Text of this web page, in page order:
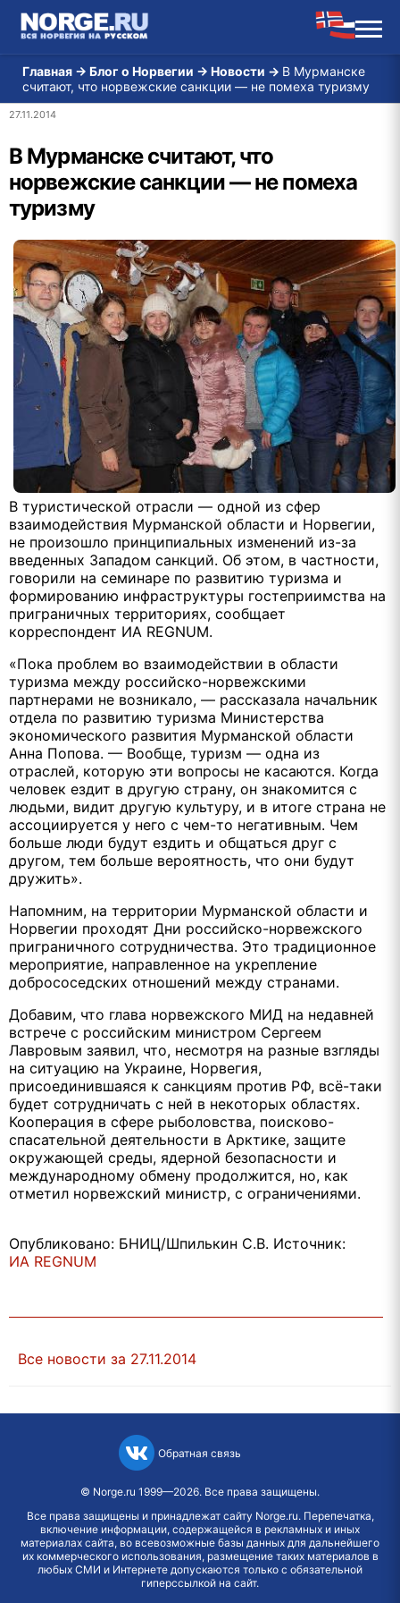
Главная → Блог о Норвегии → Новости → В Мурманске
считают, что норвежские санкции — не помеха туризму
27.11.2014
В Мурманске считают, что
норвежские санкции — не помеха
туризму
В туристической отрасли — одной из сфер
взаимодействия Мурманской области и Норвегии,
не произошло принципиальных изменений из-за
введенных Западом санкций. Об этом, в частности,
говорили на семинаре по развитию туризма и
формированию инфраструктуры гостеприимства на
приграничных территориях, сообщает
корреспондент ИА REGNUM.
«Пока проблем во взаимодействии в области
туризма между российско-норвежскими
партнерами не возникало, — рассказала начальник
отдела по развитию туризма Министерства
экономического развития Мурманской области
Анна Попова. — Вообще, туризм — одна из
отраслей, которую эти вопросы не касаются. Когда
человек ездит в другую страну, он знакомится с
людьми, видит другую культуру, и в итоге страна не
ассоциируется у него с чем-то негативным. Чем
больше люди будут ездить и общаться друг с
другом, тем больше вероятность, что они будут
дружить».
Напомним, на территории Мурманской области и
Норвегии проходят Дни российско-норвежского
приграничного сотрудничества. Это традиционное
мероприятие, направленное на укрепление
добрососедских отношений между странами.
Добавим, что глава норвежского МИД на недавней
встрече с российским министром Сергеем
Лавровым заявил, что, несмотря на разные взгляды
на ситуацию на Украине, Норвегия,
присоединившаяся к санкциям против РФ, всё-таки
будет сотрудничать с ней в некоторых областях.
Кооперация в сфере рыболовства, поисково-
спасательной деятельности в Арктике, защите
окружающей среды, ядерной безопасности и
международному обмену продолжится, но, как
отметил норвежский министр, с ограничениями.
Опубликовано: БНИЦ/Шпилькин С.В. Источник:
ИА REGNUM
Все новости за 27.11.2014
Обратная связь
© Norge.ru 1999—2026. Все права защищены.
Все права защищены и принадлежат сайту Norge.ru. Перепечатка,
включение информации, содержащейся в рекламных и иных
материалах сайта, во всевозможные базы данных для дальнейшего
их коммерческого использования, размещение таких материалов в
любых СМИ и Интернете допускаются только с обязательной
гиперссылкой на сайт.